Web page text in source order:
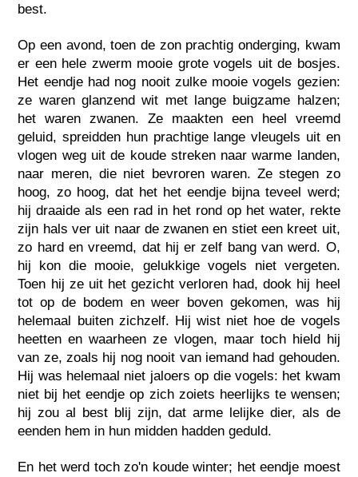
best.
Op een avond, toen de zon prachtig onderging, kwam
er een hele zwerm mooie grote vogels uit de bosjes.
Het eendje had nog nooit zulke mooie vogels gezien:
ze waren glanzend wit met lange buigzame halzen;
het waren zwanen. Ze maakten een heel vreemd
geluid, spreidden hun prachtige lange vleugels uit en
vlogen weg uit de koude streken naar warme landen,
naar meren, die niet bevroren waren. Ze stegen zo
hoog, zo hoog, dat het het eendje bijna teveel werd;
hij draaide als een rad in het rond op het water, rekte
zijn hals ver uit naar de zwanen en stiet een kreet uit,
zo hard en vreemd, dat hij er zelf bang van werd. O,
hij kon die mooie, gelukkige vogels niet vergeten.
Toen hij ze uit het gezicht verloren had, dook hij heel
tot op de bodem en weer boven gekomen, was hij
helemaal buiten zichzelf. Hij wist niet hoe de vogels
heetten en waarheen ze vlogen, maar toch hield hij
van ze, zoals hij nog nooit van iemand had gehouden.
Hij was helemaal niet jaloers op die vogels: het kwam
niet bij het eendje op zich zoiets heerlijks te wensen;
hij zou al best blij zijn, dat arme lelijke dier, als de
eenden hem in hun midden hadden geduld.
En het werd toch zo'n koude winter; het eendje moest